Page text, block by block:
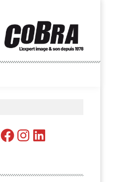
FacebookInstagramLinkedIn